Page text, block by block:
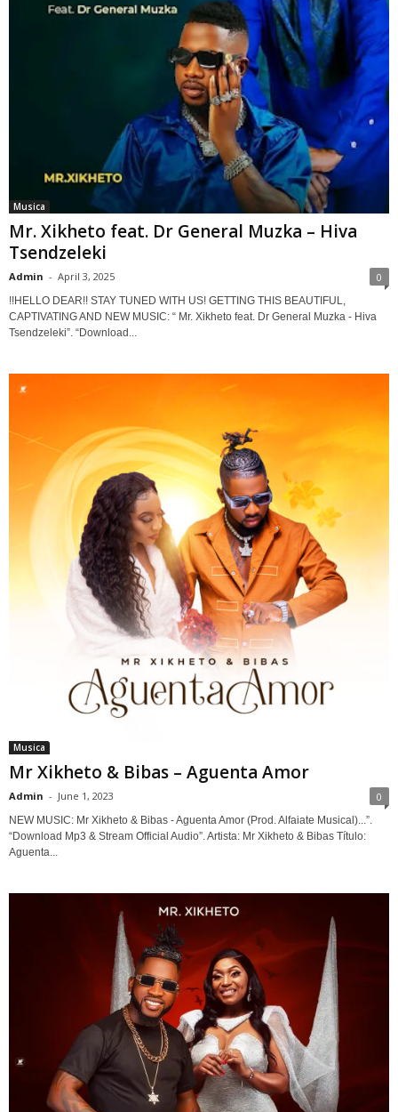
Musica
Mr. Xikheto feat. Dr General Muzka – Hiva
Tsendzeleki
Admin - April 3, 2025 0
!!HELLO DEAR!! STAY TUNED WITH US! GETTING THIS BEAUTIFUL,
CAPTIVATING AND NEW MUSIC: “ Mr. Xikheto feat. Dr General Muzka - Hiva
Tsendzeleki”. “Download...
Musica
Mr Xikheto & Bibas – Aguenta Amor
Admin - June 1, 2023 0
NEW MUSIC: Mr Xikheto & Bibas - Aguenta Amor (Prod. Alfaiate Musical)...”.
“Download Mp3 & Stream Official Audio”. Artista: Mr Xikheto & Bibas Título:
Aguenta...